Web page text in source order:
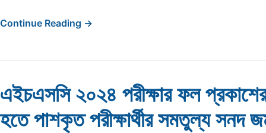
Continue Reading →
এইচএসসি ২০২৪ পরীক্ষার ফল
হতে পাশকৃত পরীক্ষার্থীর সমতুল্য সনদ